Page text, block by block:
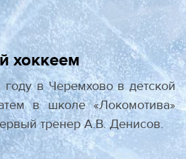
хоккеем
году в Черемхово в детской
в школе «Локомотива»
тренер А.В. Денисов.